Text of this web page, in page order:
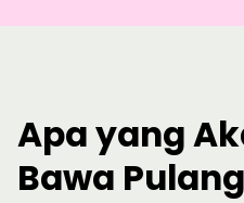
Apa yang
Bawa